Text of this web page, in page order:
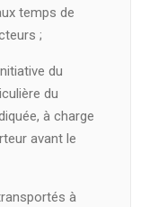
temps de
;
du
du
à charge
avant le
à